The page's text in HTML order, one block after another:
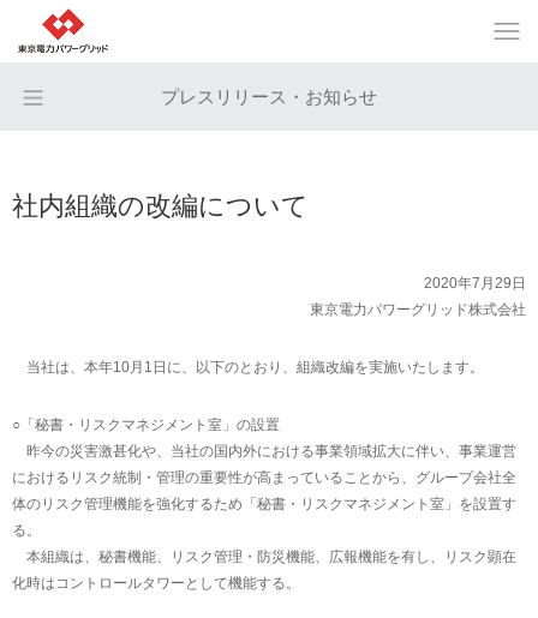
プレスリリース・お知らせ
社内組織の改編について
2020年7月29日
東京電力パワーグリッド株式会社
当社は、本年10月1日に、以下のとおり、組織改編を実施いたします。
○「秘書・リスクマネジメント室」の設置
昨今の災害激甚化や、当社の国内外における事業領域拡大に伴い、事業運営
におけるリスク統制・管理の重要性が高まっていることから、グループ会社全
体のリスク管理機能を強化するため「秘書・リスクマネジメント室」を設置す
る。
本組織は、秘書機能、リスク管理・防災機能、広報機能を有し、リスク顕在
化時はコントロールタワーとして機能する。